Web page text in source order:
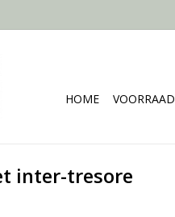
HOME VOORRAAD
inter-tresore